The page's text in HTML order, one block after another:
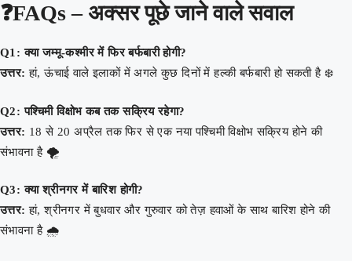
❓FAQs – अक्सर पूछे जाने वाले सवाल
Q1: क्या जम्मू-कश्मीर में फिर बर्फबारी होगी?
उत्तर: हां, ऊंचाई वाले इलाकों में अगले कुछ दिनों में हल्की बर्फबारी हो सकती है ❄️
Q2: पश्चिमी विक्षोभ कब तक सक्रिय रहेगा?
उत्तर: 18 से 20 अप्रैल तक फिर से एक नया पश्चिमी विक्षोभ सक्रिय होने की
संभावना है 🌪️
Q3: क्या श्रीनगर में बारिश होगी?
उत्तर: हां, श्रीनगर में बुधवार और गुरुवार को तेज़ हवाओं के साथ बारिश होने की
संभावना है 🌧️